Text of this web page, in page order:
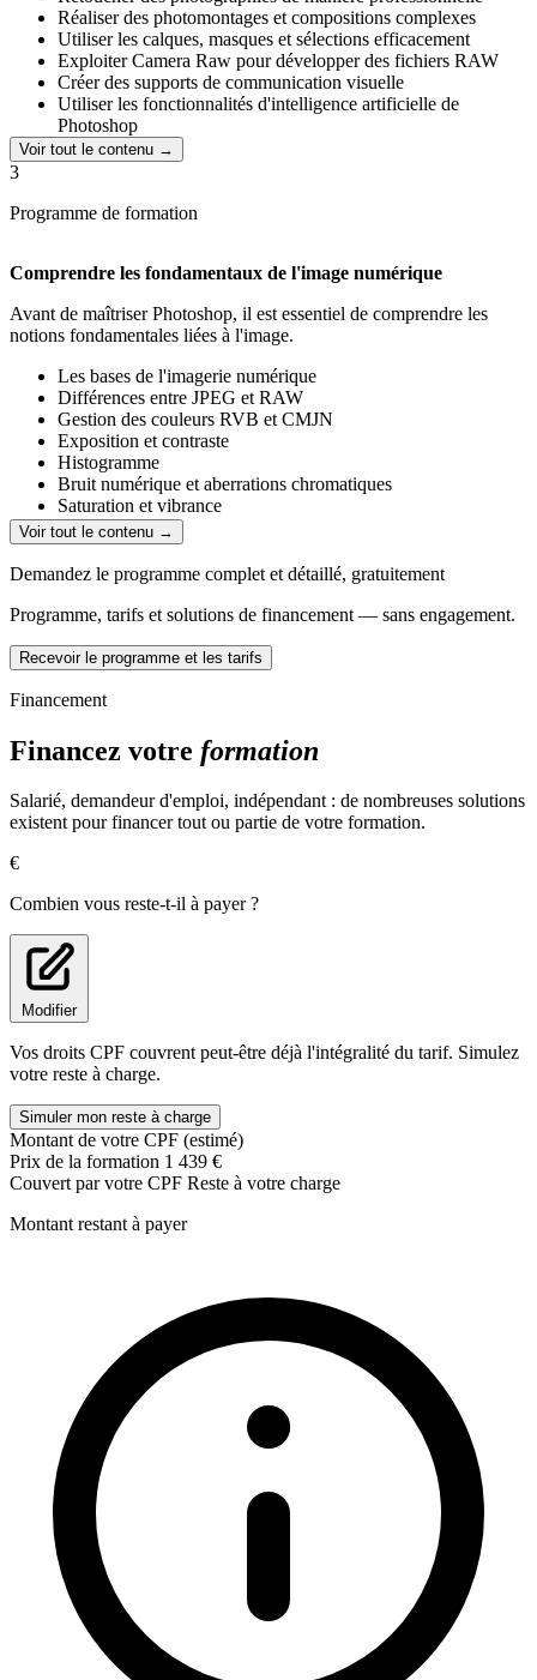
Réaliser des photomontages et compositions complexes
Utiliser les calques, masques et sélections efficacement
Exploiter Camera Raw pour développer des fichiers RAW
Créer des supports de communication visuelle
Utiliser les fonctionnalités d'intelligence artificielle de
Photoshop
Concevoir un projet graphique complet répondant à un besoin
professionnel
Voir tout le contenu →
3
Programme de formation
Comprendre les fondamentaux de l'image numérique
Avant de maîtriser Photoshop, il est essentiel de comprendre les
notions fondamentales liées à l'image.
Les bases de l'imagerie numérique
Différences entre JPEG et RAW
Gestion des couleurs RVB et CMJN
Exposition et contraste
Histogramme
Bruit numérique et aberrations chromatiques
Saturation et vibrance
Principes fondamentaux du design graphique
Composition visuelle
Typographie
Vous découvrirez progressivement l'ensemble des outils
indispensables du logiciel.
Personnalisation de l'interface
Gestion des calques
Sélections
Calques de réglage
Filtres
Camera Raw
Organisation des fichiers avec Bridge
Maîtriser les techniques avancées
contexte professionnel.
Modes de fusion
Calques de réglage avancés
Photomontage
Compositing
Optimisation des flux de travail
Les compétences acquises sont consolidées grâce à des ateliers
Création d'affiches
Compositions graphiques
Direction artistique
Effets visuels
Projets créatifs complets
Mise en situation professionnelle
Projet professionnel
Réalisation d'un projet complet sous Photoshop
Présentation orale du projet
Passage de la certification
Voir tout le contenu →
Demandez le programme complet et détaillé, gratuitement
Programme, tarifs et solutions de financement — sans engagement.
Recevoir le programme et les tarifs
Financement
Financez votre formation
Salarié, demandeur d'emploi, indépendant : de nombreuses solutions
existent pour financer tout ou partie de votre formation.
€
Combien vous reste-t-il à payer ?
Modifier
Vos droits CPF couvrent peut-être déjà l'intégralité du tarif. Simulez
votre reste à charge.
Simuler mon reste à charge
Montant de votre CPF (estimé)
Prix de la formation 1 439 €
Couvert par votre CPF Reste à votre charge
Montant restant à payer